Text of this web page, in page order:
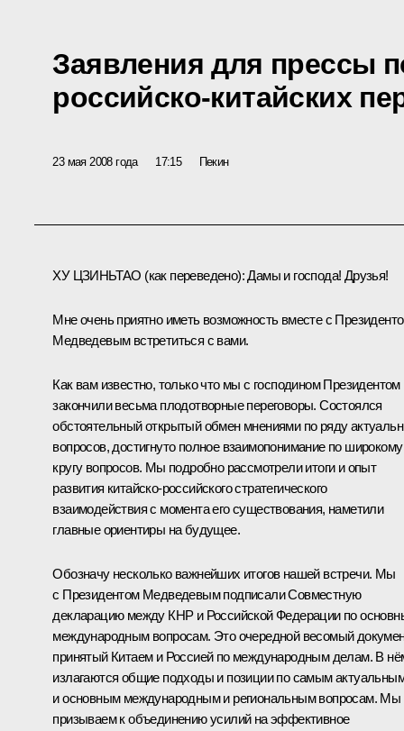
Заявления для прессы
российско-китайских
23 мая 2008 года 17:15 Пекин
ХУ ЦЗИНЬТАО (как переведено): Дамы и господа! Друзья!
Мне очень приятно иметь возможность вместе с
Медведевым встретиться с вами.
Как вам известно, только что мы с господином Президентом
закончили весьма плодотворные переговоры. Состоялся
обстоятельный открытый обмен мнениями по ряду
вопросов, достигнуто полное взаимопонимание по широкому
кругу вопросов. Мы подробно рассмотрели итоги и опыт
развития китайско-российского стратегического
взаимодействия с момента его существования, наметили
главные ориентиры на будущее.
Обозначу несколько важнейших итогов нашей встречи. Мы
с Президентом Медведевым подписали Совместную
декларацию между КНР и Российской Федерации по
международным вопросам. Это очередной весомый
принятый Китаем и Россией по международным делам. В
излагаются общие подходы и позиции по самым
и основным международным и региональным вопросам. Мы
призываем к объединению усилий на эффективное